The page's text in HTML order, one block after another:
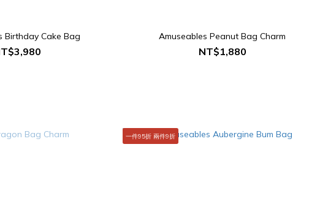
Birthday Cake Bag Amuseables Peanut Bag Charm
NT$1,880
一件95折 兩件9折